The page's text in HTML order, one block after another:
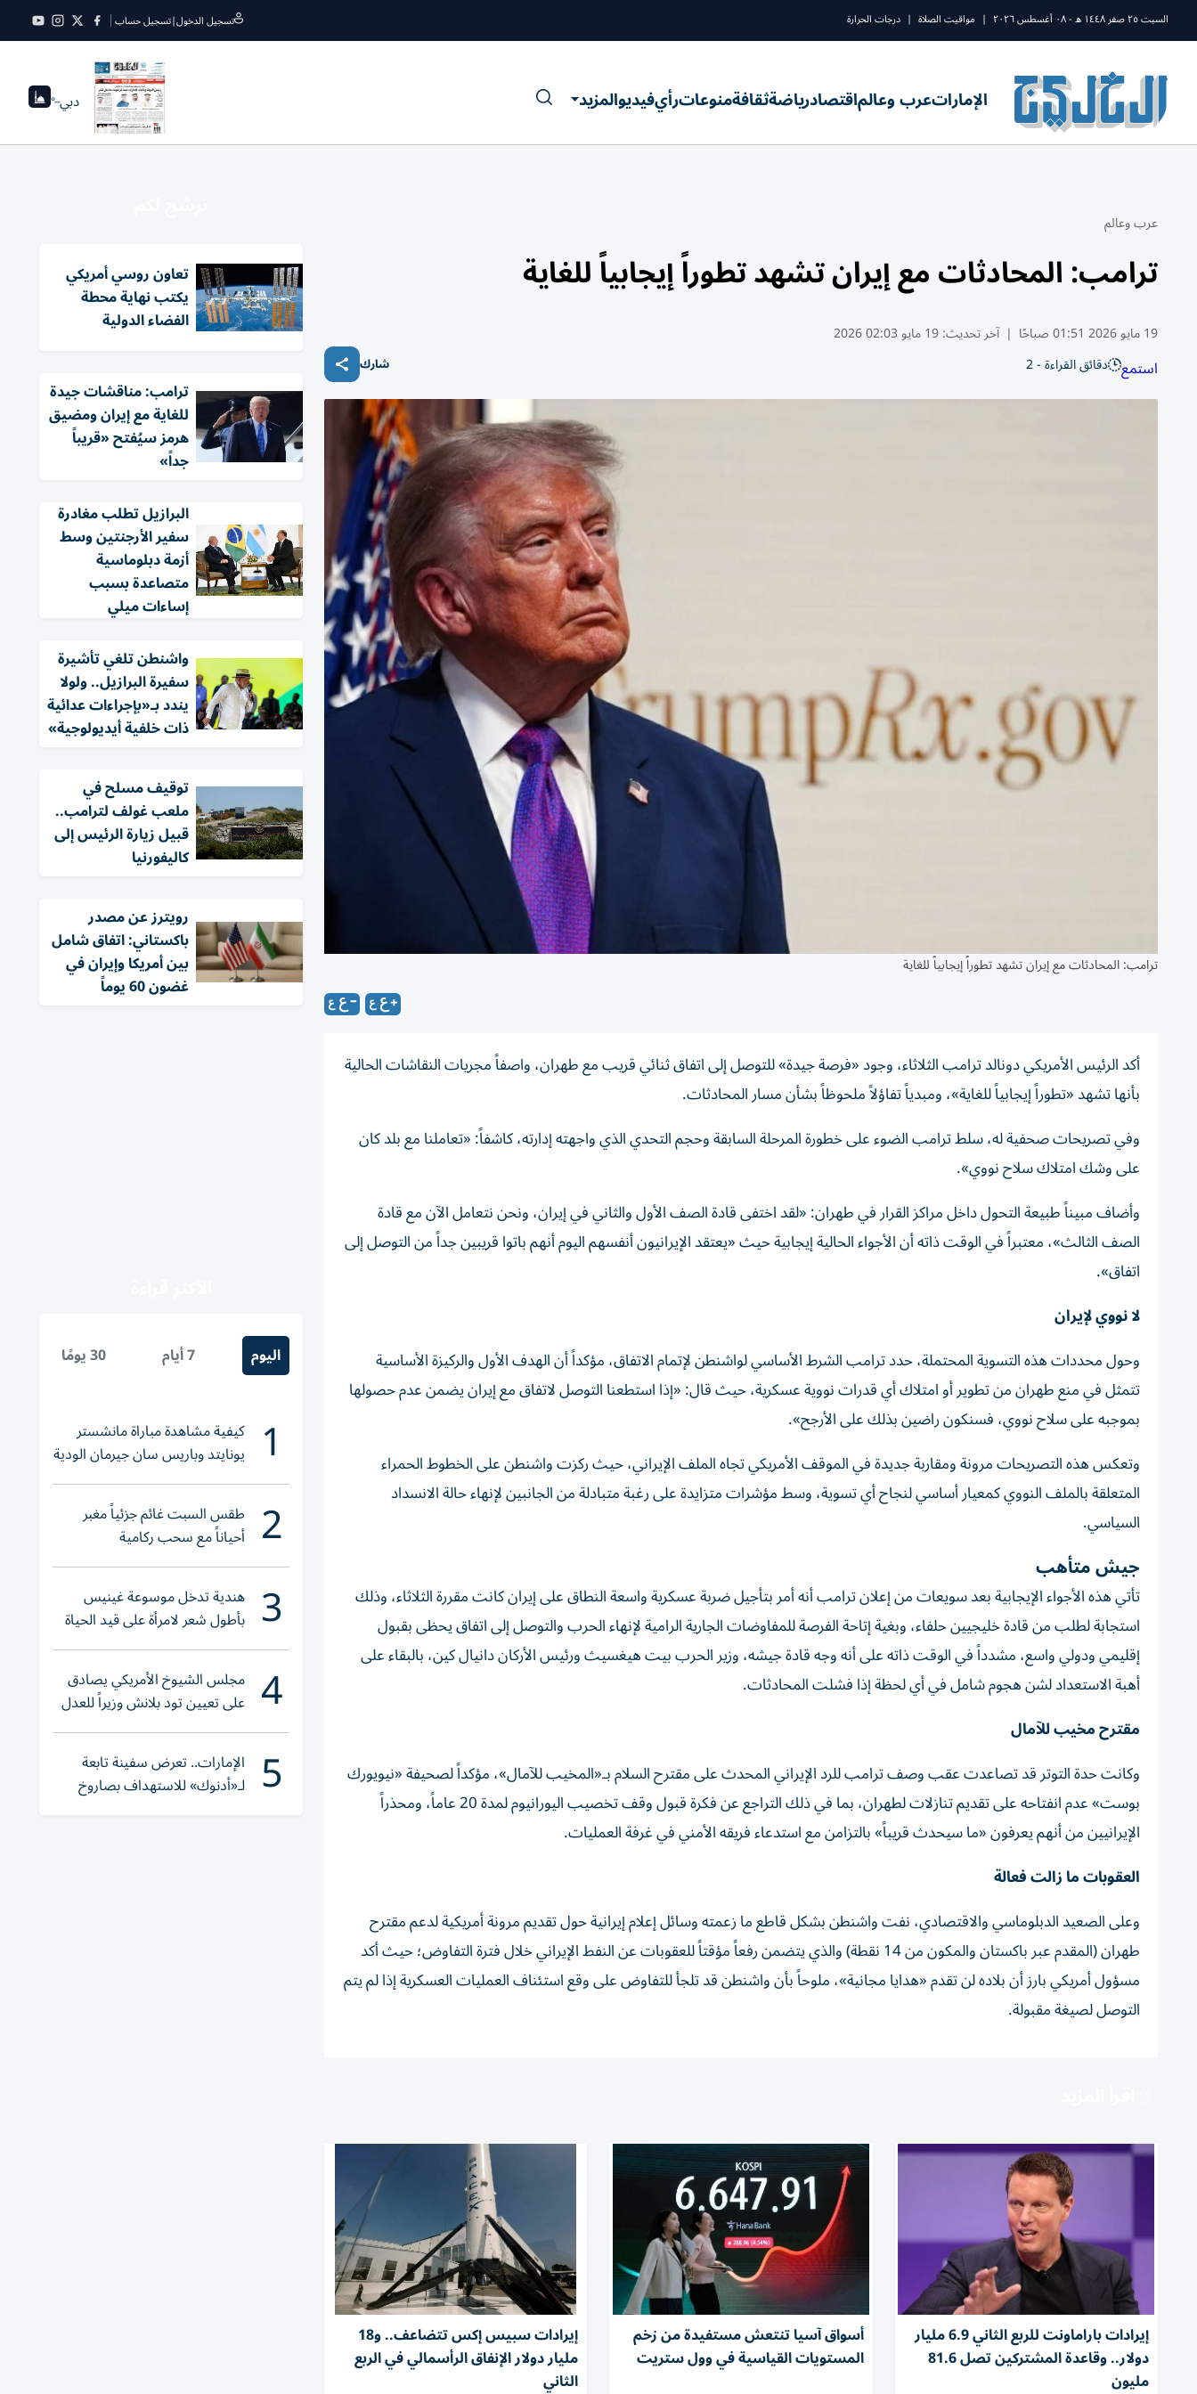
السبت ٢٥ صفر ١٤٤٨ ه - ٠٨ أغسطس ٢٠٢٦ | مواقيت الصلاة | درجات الحرارة تسجيل الدخول|تسجيل حساب
الإماراتعرب وعالماقتصادرياضةثقافةمنوعاترأيفيديوالمزيد دبي--°
عرب وعالم
ترامب: المحادثات مع إيران تشهد تطوراً إيجابياً للغاية
19 مايو 2026 01:51 صباحًا | آخر تحديث:19 مايو 02:03 2026
استمع دقائق القراءة - 2 شارك
ترامب: المحادثات مع إيران تشهد تطوراً إيجابياً للغاية
أكد الرئيس الأمريكي دونالد ترامب الثلاثاء، وجود «فرصة جيدة» للتوصل إلى اتفاق ثنائي قريب مع طهران، واصفاً مجريات النقاشات الحالية
بأنها تشهد «تطوراً إيجابياً للغاية»، ومبدياً تفاؤلاً ملحوظاً بشأن مسار المحادثات.
وفي تصريحات صحفية له، سلط ترامب الضوء على خطورة المرحلة السابقة وحجم التحدي الذي واجهته إدارته، كاشفاً: «تعاملنا مع بلد كان
على وشك امتلاك سلاح نووي».
وأضاف مبيناً طبيعة التحول داخل مراكز القرار في طهران: «لقد اختفى قادة الصف الأول والثاني في إيران، ونحن نتعامل الآن مع قادة
الصف الثالث»، معتبراً في الوقت ذاته أن الأجواء الحالية إيجابية حيث «يعتقد الإيرانيون أنفسهم اليوم أنهم باتوا قريبين جداً من التوصل إلى
اتفاق».
لا نووي لإيران
وحول محددات هذه التسوية المحتملة، حدد ترامب الشرط الأساسي لواشنطن لإتمام الاتفاق، مؤكداً أن الهدف الأول والركيزة الأساسية
تتمثل في منع طهران من تطوير أو امتلاك أي قدرات نووية عسكرية، حيث قال: «إذا استطعنا التوصل لاتفاق مع إيران يضمن عدم حصولها
بموجبه على سلاح نووي، فسنكون راضين بذلك على الأرجح».
وتعكس هذه التصريحات مرونة ومقاربة جديدة في الموقف الأمريكي تجاه الملف الإيراني، حيث ركزت واشنطن على الخطوط الحمراء
المتعلقة بالملف النووي كمعيار أساسي لنجاح أي تسوية، وسط مؤشرات متزايدة على رغبة متبادلة من الجانبين لإنهاء حالة الانسداد
السياسي.
جيش متأهب
تأتي هذه الأجواء الإيجابية بعد سويعات من إعلان ترامب أنه أمر بتأجيل ضربة عسكرية واسعة النطاق على إيران كانت مقررة الثلاثاء، وذلك
استجابة لطلب من قادة خليجيين حلفاء، وبغية إتاحة الفرصة للمفاوضات الجارية الرامية لإنهاء الحرب والتوصل إلى اتفاق يحظى بقبول
إقليمي ودولي واسع، مشدداً في الوقت ذاته على أنه وجه قادة جيشه، وزير الحرب بيت هيغسيث ورئيس الأركان دانيال كين، بالبقاء على
أهبة الاستعداد لشن هجوم شامل في أي لحظة إذا فشلت المحادثات.
مقترح مخيب للآمال
وكانت حدة التوتر قد تصاعدت عقب وصف ترامب للرد الإيراني المحدث على مقترح السلام بـ«المخيب للآمال»، مؤكداً لصحيفة «نيويورك
بوست» عدم انفتاحه على تقديم تنازلات لطهران، بما في ذلك التراجع عن فكرة قبول وقف تخصيب اليورانيوم لمدة 20 عاماً، ومحذراً
الإيرانيين من أنهم يعرفون «ما سيحدث قريباً» بالتزامن مع استدعاء فريقه الأمني في غرفة العمليات.
العقوبات ما زالت فعالة
وعلى الصعيد الدبلوماسي والاقتصادي، نفت واشنطن بشكل قاطع ما زعمته وسائل إعلام إيرانية حول تقديم مرونة أمريكية لدعم مقترح
طهران (المقدم عبر باكستان والمكون من 14 نقطة) والذي يتضمن رفعاً مؤقتاً للعقوبات عن النفط الإيراني خلال فترة التفاوض؛ حيث أكد
مسؤول أمريكي بارز أن بلاده لن تقدم «هدايا مجانية»، ملوحاً بأن واشنطن قد تلجأ للتفاوض على وقع استئناف العمليات العسكرية إذا لم يتم
التوصل لصيغة مقبولة.
إيرادات باراماونت للربع الثاني 6.9 مليار
دولار.. وقاعدة المشتركين تصل 81.6
مليون
أسواق آسيا تنتعش مستفيدة من زخم
المستويات القياسية في وول ستريت
إيرادات سبيس إكس تتضاعف.. و18
مليار دولار الإنفاق الرأسمالي في الربع
الثاني
تعاون روسي أمريكي
يكتب نهاية محطة
الفضاء الدولية
ترامب: مناقشات جيدة
للغاية مع إيران ومضيق
هرمز سيُفتح «قريباً
جداً»
البرازيل تطلب مغادرة
سفير الأرجنتين وسط
أزمة دبلوماسية
متصاعدة بسبب
إساءات ميلي
واشنطن تلغي تأشيرة
سفيرة البرازيل.. ولولا
يندد بـ«بإجراءات عدائية
ذات خلفية أيديولوجية»
توقيف مسلح في
ملعب غولف لترامب..
قبيل زيارة الرئيس إلى
كاليفورنيا
‏رويترز عن مصدر
باكستاني: اتفاق شامل
بين أمريكا وإيران في
غضون 60 يوماً
اليوم 7 أيام 30 يومًا
1 كيفية مشاهدة مباراة مانشستر
يونايتد وباريس سان جيرمان الودية
والقنوات الناقلة
2 طقس السبت غائم جزئياً مغبر
أحياناً مع سحب ركامية
3 هندية تدخل موسوعة غينيس
بأطول شعر لامرأة على قيد الحياة
4 مجلس الشيوخ الأمريكي يصادق
على تعيين تود بلانش وزيراً للعدل
5 الإمارات.. تعرض سفينة تابعة
لـ«أدنوك» للاستهداف بصاروخ